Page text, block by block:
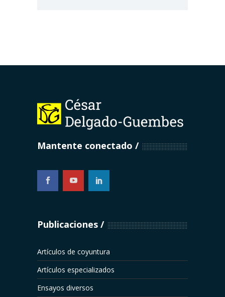
Mantente conectado
...
Publicaciones
Artículos de coyuntura
Artículos especializados
Ensayos diversos